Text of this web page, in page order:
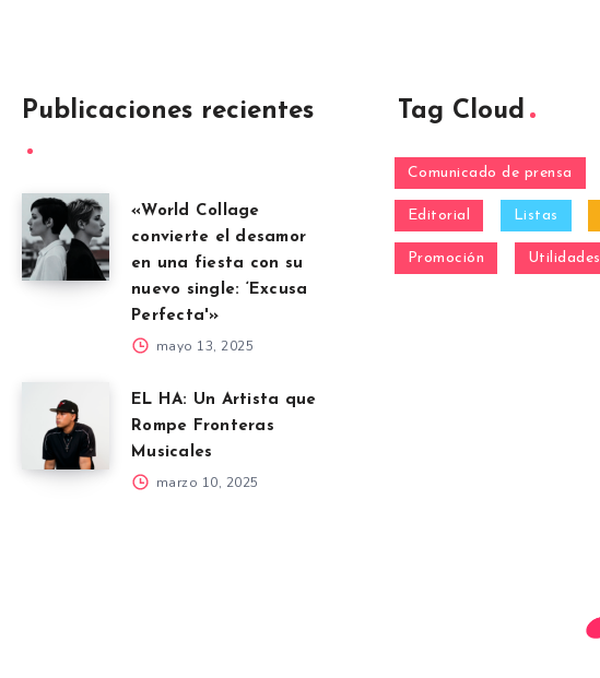
Publicaciones recientes
«World Collage
convierte el desamor
en una fiesta con su
nuevo single: ‘Excusa
Perfecta'»
mayo 13, 2025
EL HA: Un Artista que
Rompe Fronteras
Musicales
marzo 10, 2025
Tag Cloud
Comunicado de prensa
Editorial Listas
Promoción Utilidades